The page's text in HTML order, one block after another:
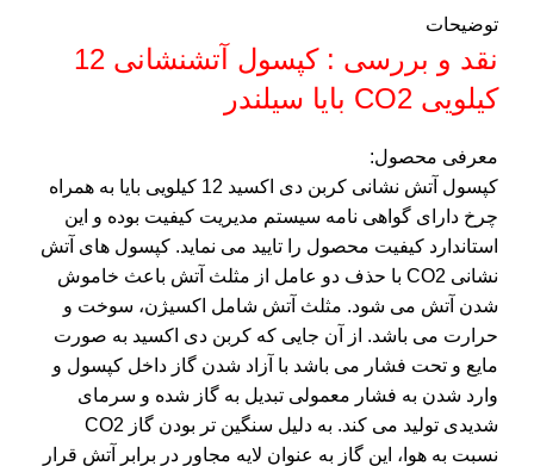
توضیحات
نقد و بررسی : کپسول آتشنشانی 12
کیلویی CO2 بایا سیلندر
معرفی محصول:
کپسول آتش نشانی کربن دی اکسید 12 کیلویی بایا به همراه
چرخ دارای گواهی نامه سیستم مدیریت کیفیت بوده و این
استاندارد کیفیت محصول را تایید می نماید. کپسول های آتش
نشانی CO2 با حذف دو عامل از مثلث آتش باعث خاموش
شدن آتش می شود. مثلث آتش شامل اکسیژن، سوخت و
حرارت می باشد. از آن جایی که کربن دی اکسید به صورت
مایع و تحت فشار می باشد با آزاد شدن گاز داخل کپسول و
وارد شدن به فشار معمولی تبدیل به گاز شده و سرمای
شدیدی تولید می کند. به دلیل سنگین تر بودن گاز CO2
نسبت به هوا، این گاز به عنوان لایه مجاور در برابر آتش قرار